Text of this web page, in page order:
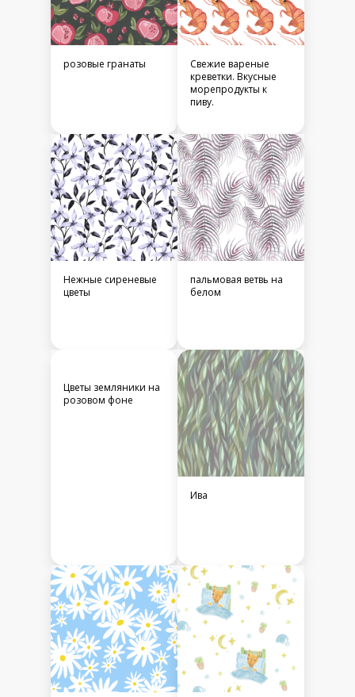
розовые гранаты
Свежие вареные
креветки. Вкусные
морепродукты к
пиву.
Нежные сиреневые
цветы
пальмовая ветвь на
белом
Цветы земляники на
розовом фоне
Ива